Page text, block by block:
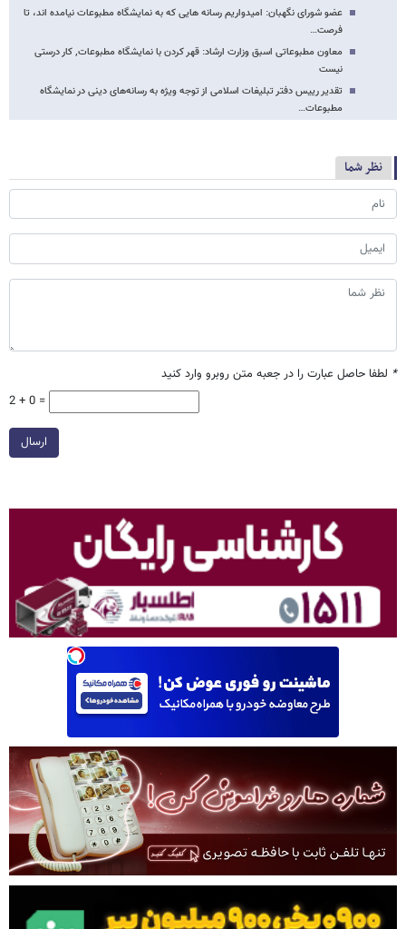
عضو شورای نگهبان: امیدواریم رسانه هایی که به نمایشگاه مطبوعات نیامده اند، تا
فرصت…
معاون مطبوعاتی اسبق وزارت ارشاد: قهر کردن با نمایشگاه مطبوعات٬ کار درستی
نیست
تقدیر رییس دفتر تبلیغات اسلامی از توجه ویژه به رسانه‌های دینی در نمایشگاه
مطبوعات…
نظر شما
* لطفا حاصل عبارت را در جعبه متن روبرو وارد کنید
2 + 0 =
ارسال